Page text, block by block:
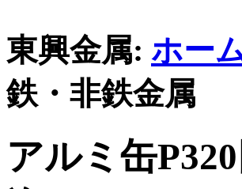
東興金属: ホー
鉄・非鉄金属
アルミ缶